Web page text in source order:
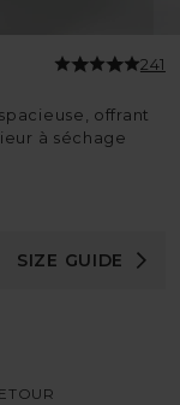
241
offrant
à séchage
SIZE GUIDE